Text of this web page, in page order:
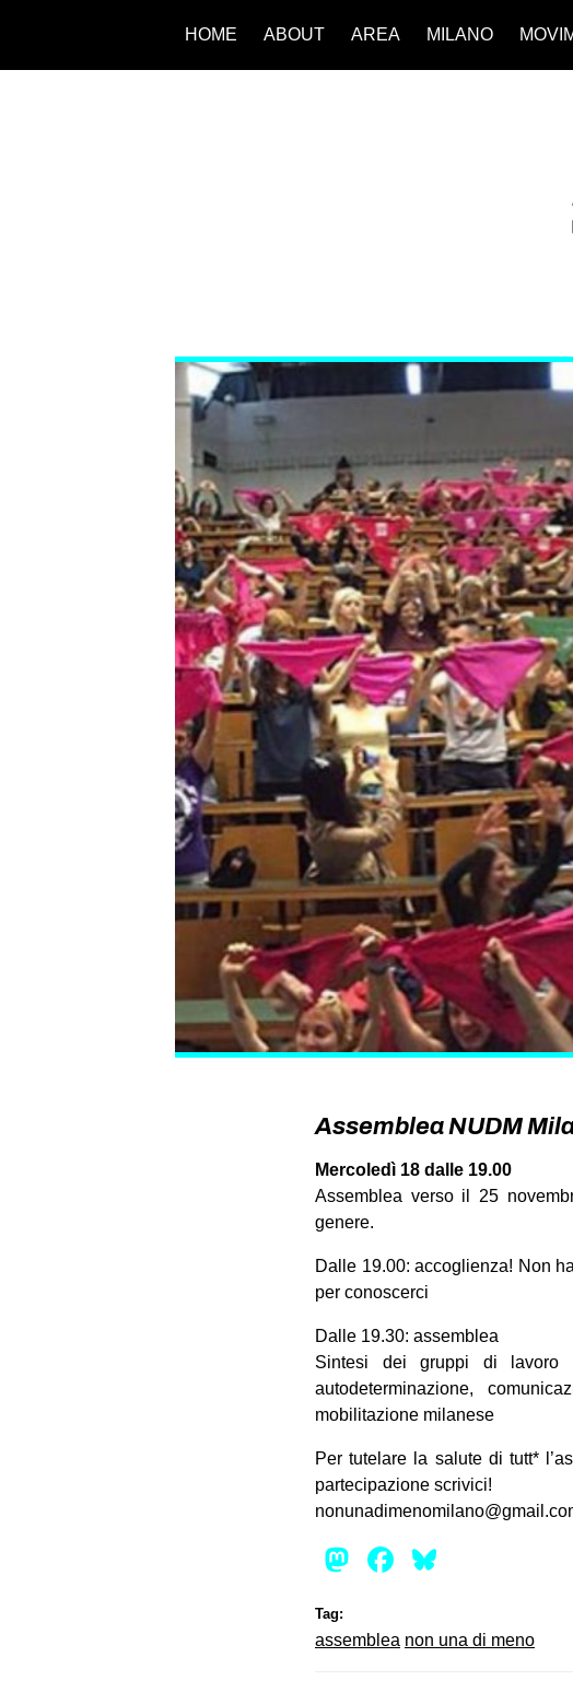
HOME ABOUT AREA MILANO
Assemblea NUDM
Mercoledì 18 dalle 19.00
Assemblea verso il 25
genere.
Dalle 19.00: accoglienza! Non
per conoscerci
Dalle 19.30: assemblea
Sintesi dei gruppi di lavoro
autodeterminazione,
mobilitazione milanese
Per tutelare la salute di tutt*
partecipazione scrivici!
Mastodon
Facebook
Tag:
assemblea non una di meno